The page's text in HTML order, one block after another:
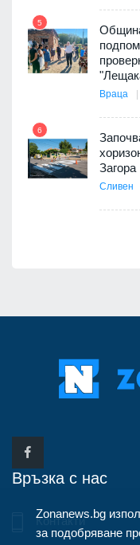
5
Враца
6
Загора
Сливен
Връзка с нас
Контакти
Zonanews.bg
за подобряване